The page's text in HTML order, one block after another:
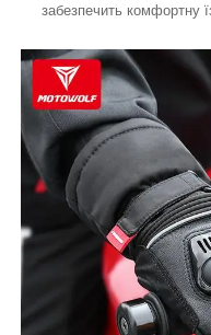
забезпечить комфортну